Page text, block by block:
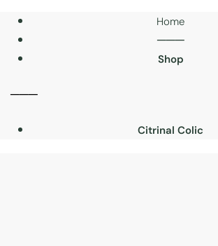
Home
───
Shop
───
Citrinal Colic